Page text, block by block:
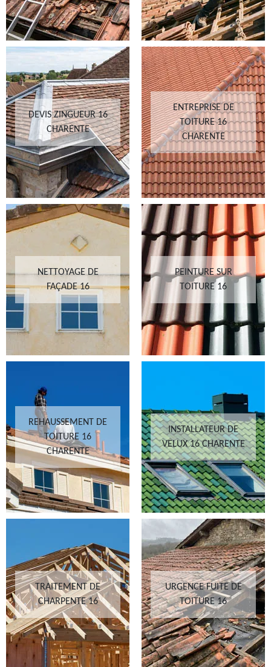
DEVIS ZINGUEUR 16
CHARENTE
ENTREPRISE DE
TOITURE 16
CHARENTE
NETTOYAGE DE
FAÇADE 16
PEINTURE SUR
TOITURE 16
REHAUSSEMENT DE
TOITURE 16
CHARENTE
INSTALLATEUR DE
VELUX 16 CHARENTE
TRAITEMENT DE
CHARPENTE 16
URGENCE FUITE DE
TOITURE 16